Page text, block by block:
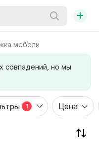
+
мебели
совпадений, но мы
1 Цена